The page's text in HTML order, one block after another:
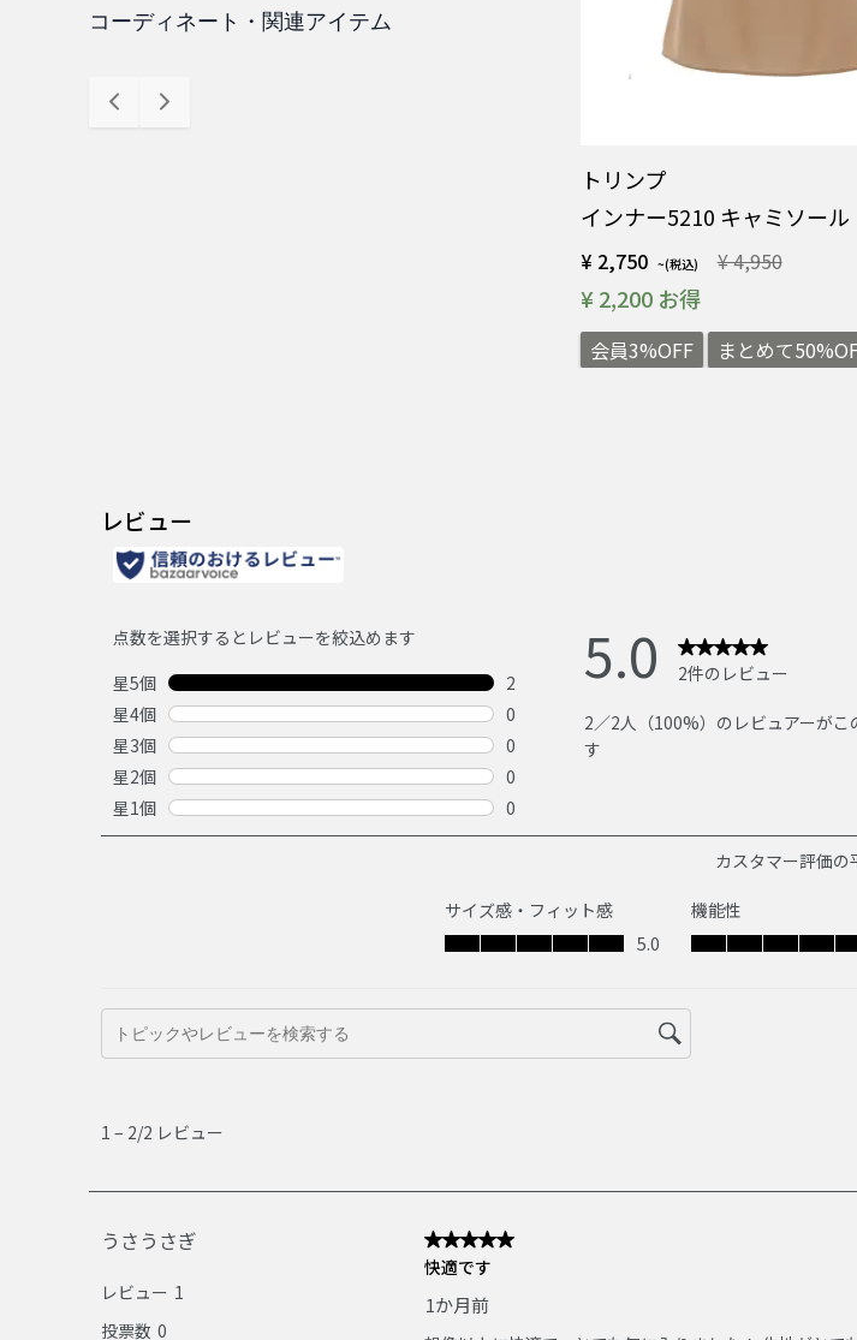
コーディネート・関連アイテム
トリンプ
インナー5210 キャミソール
¥ 2,750 ¥ 4,950
¥ 2,200 お得
会員3%OFF まとめて